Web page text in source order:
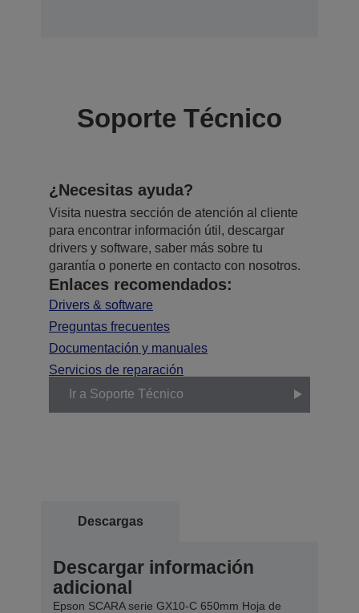
Soporte Técnico
¿Necesitas ayuda?
Visita nuestra sección de atención al cliente
para encontrar información útil, descargar
drivers y software, saber más sobre tu
garantía o ponerte en contacto con nosotros.
Enlaces recomendados:
Drivers & software
Preguntas frecuentes
Documentación y manuales
Servicios de reparación
Ir a Soporte Técnico
Descargas
Descargar información
adicional
Epson SCARA serie GX10-C 650mm Hoja de